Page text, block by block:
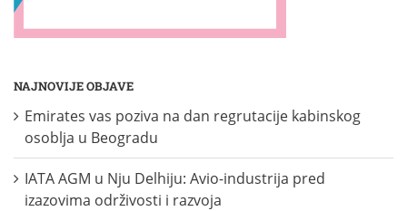
NAJNOVIJE OBJAVE
Emirates vas poziva na dan regrutacije kabinskog
osoblja u Beogradu
IATA AGM u Nju Delhiju: Avio-industrija pred
izazovima održivosti i razvoja